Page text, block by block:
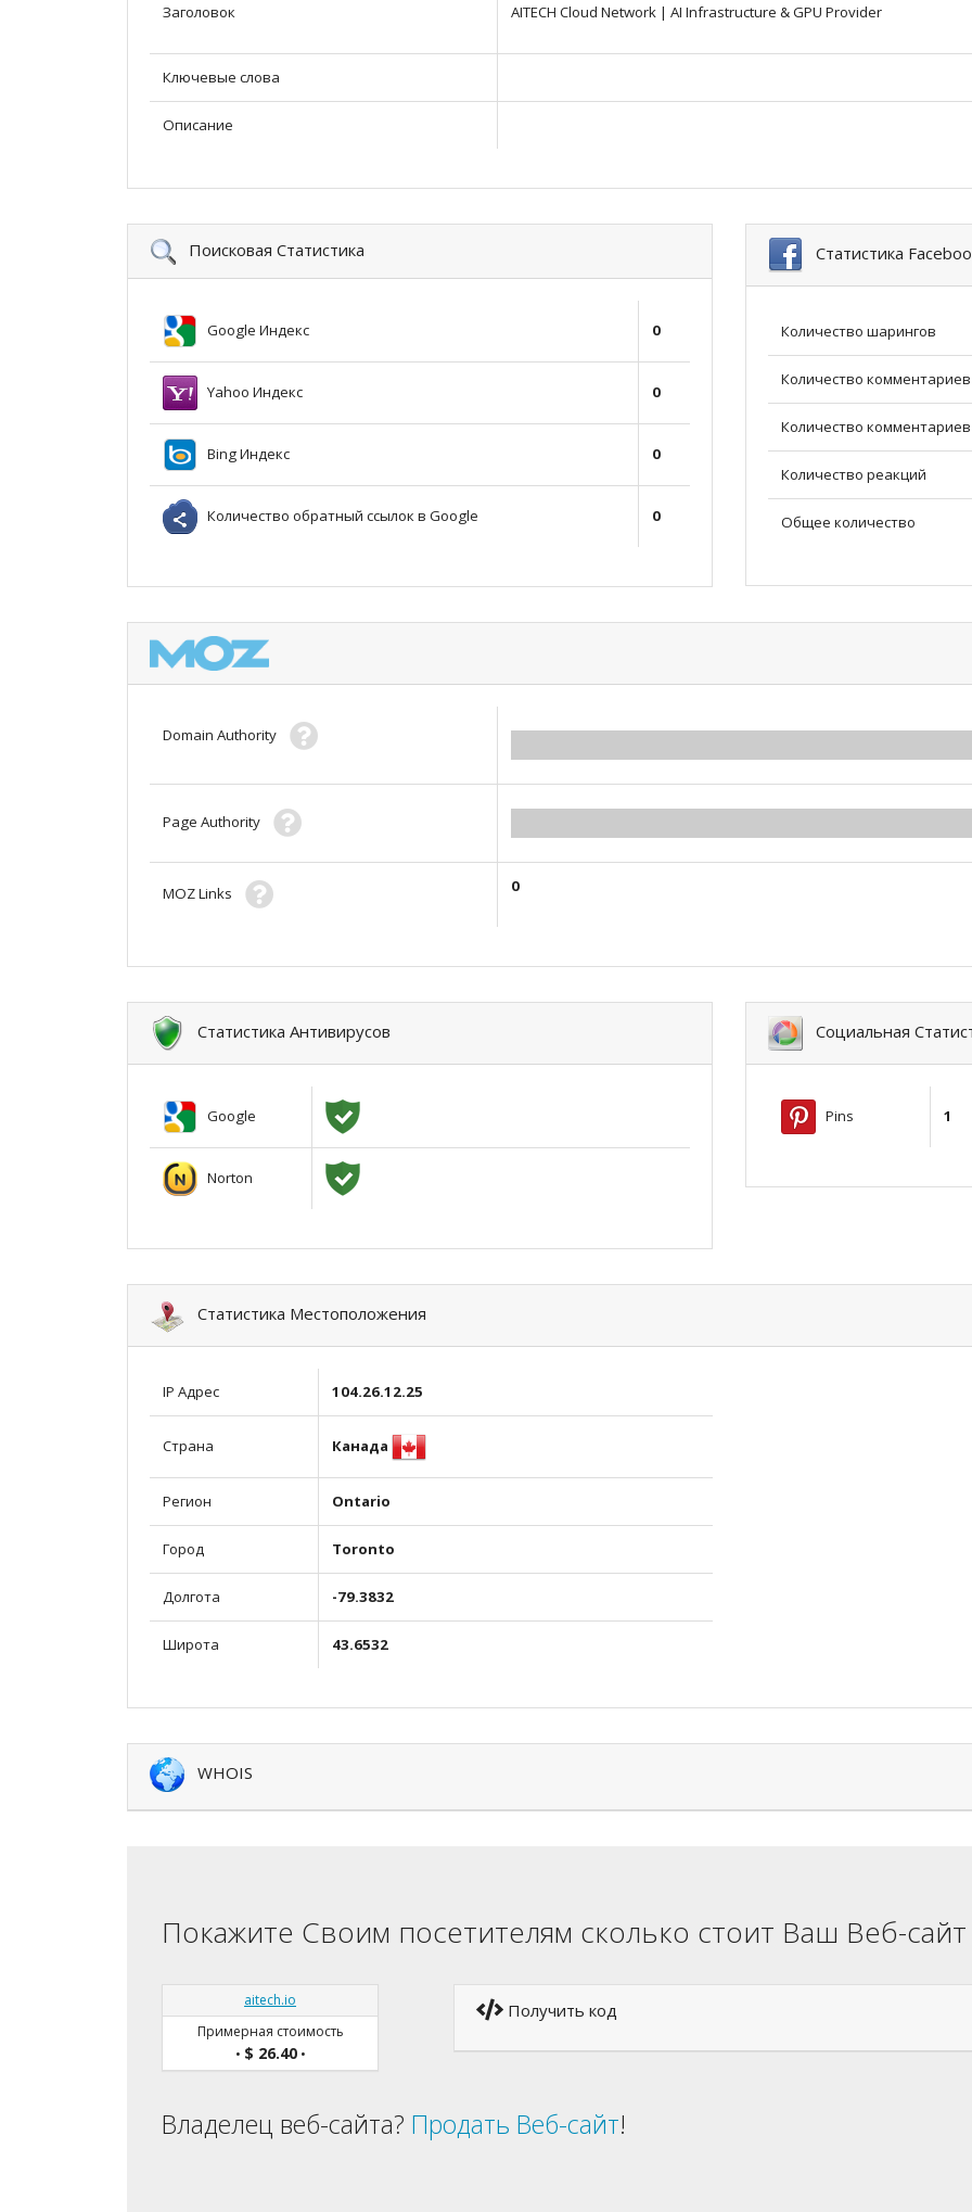
Заголовок AITECH Cloud Network | AI Infrastructure & GPU Provider
Ключевые слова
Описание
Поисковая Статистика
Google Индекс 0
Yahoo Индекс 0
Bing Индекс 0
Количество обратный ссылок в Google 0
Статистика
Количество шарингов
Количество комментариев
Количество
Количество реакций
Общее количество
Domain Authority
Page Authority
MOZ Links 0
Статистика Антивирусов
Google
Norton
Социальная
Pins 1
Статистика Местоположения
IP Адрес 104.26.12.25
Страна Канада
Регион Ontario
Город Toronto
Долгота -79.3832
Широта 43.6532
WHOIS
Покажите Своим посетителям сколько стоит Ваш Веб-сайт
aitech.io
Примерная стоимость
• $ 26.40•
Получить код
Владелец веб-сайта? Продать Веб-сайт!